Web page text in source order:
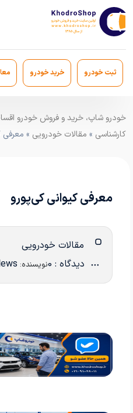
ثبت خودرو خرید خودرو
کارشناسی » مقالات خودرویی » معرفی
معرفی کیوانی کی‌پورو
مقالات خودرویی
دیدگاه : 0 نویسنده: